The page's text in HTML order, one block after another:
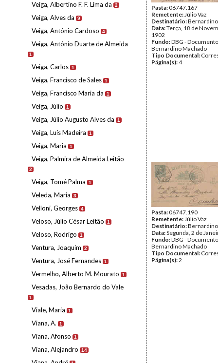
Veiga, Albertino F. F. Lima da 2
Veiga, Alves da 9
Veiga, António Cardoso 4
Veiga, António Duarte de Almeida
1
Veiga, Carlos 1
Veiga, Francisco de Sales 1
Veiga, Francisco Maria da 1
Veiga, Júlio 1
Veiga, Júlio Augusto Alves da 1
Veiga, Luís Madeira 1
Veiga, Maria 1
Veiga, Palmira de Almeida Leitão
2
Veiga, Tomé Palma 1
Veleda, Maria 3
Velloni, Georges 4
Veloso, Júlio César Leitão 1
Veloso, Rodrigo 1
Ventura, Joaquim 2
Ventura, José Fernandes 1
Vermelho, Alberto M. Mourato 1
Vesadas, João Bernardo do Vale
1
Viale, Maria 1
Viana, A. 1
Viana, Afonso 1
Viana, Alejandro 14
Pasta:06747.167
Remetente:Júlio Vaz
Destinatário:
Data:Terça, 18 de
1902
Fundo:DBG -
Bernardino Machado
Tipo Documental:
Página(s):4
Pasta:06747.190
Remetente:Júlio Vaz
Destinatário:
Data:Segunda, 2 de
Fundo:DBG -
Bernardino Machado
Tipo Documental:
Página(s):2